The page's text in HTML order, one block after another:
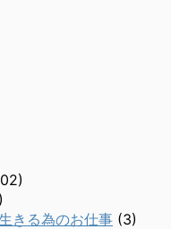
きる為のお仕事 (3)